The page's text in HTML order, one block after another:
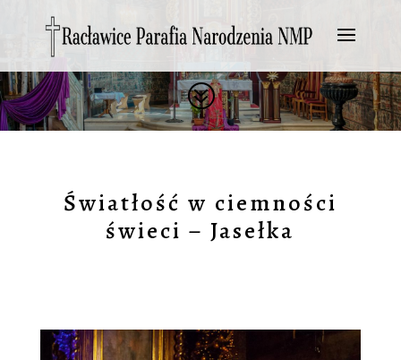
?
Światłość w ciemności
świeci – Jasełka